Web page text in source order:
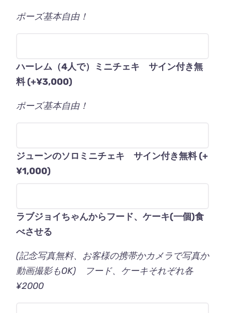
ポーズ基本自由！
ハーレム（4人で）ミニチェキ サイン付き無
料(+¥3,000)
ポーズ基本自由！
ジューンのソロミニチェキ サイン付き無料(+
¥1,000)
ラブジョイちゃんからフード、ケーキ(一個)食
べさせる
(記念写真無料、お客様の携帯かカメラで写真か
動画撮影もOK) フード、ケーキそれぞれ各
¥2000